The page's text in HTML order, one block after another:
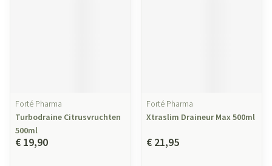
Forté Pharma
Turbodraine Citrusvruchten
500ml
€ 19,90
Forté Pharma
Xtraslim Draineur Max 500ml
€ 21,95